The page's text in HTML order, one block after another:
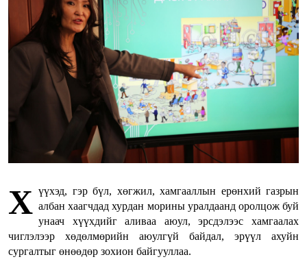
Х үүхэд, гэр бүл, хөгжил, хамгааллын ерөнхий газрын
албан хаагчдад хурдан морины уралдаанд оролцож буй
унаач хүүхдийг аливаа аюул, эрсдэлээс хамгаалах
чиглэлээр хөдөлмөрийн аюулгүй байдал, эрүүл ахуйн
сургалтыг өнөөдөр зохион байгууллаа.